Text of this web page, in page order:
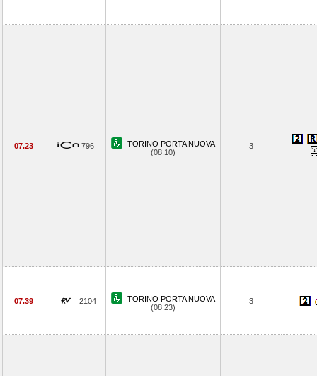
07.23 796
TORINO PORTA NUOVA
(08.10)
3
07.39 2104
TORINO PORTA NUOVA
(08.23)
3